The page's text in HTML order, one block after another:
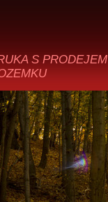
S PRODEJEM